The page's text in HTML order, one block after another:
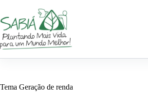
o
conteúdo
Tema Geração de renda